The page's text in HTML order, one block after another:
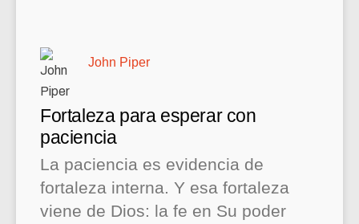
Fortaleza para esperar con
paciencia
La paciencia es evidencia de
fortaleza interna. Y esa fortaleza
viene de Dios: la fe en Su poder
John Piper